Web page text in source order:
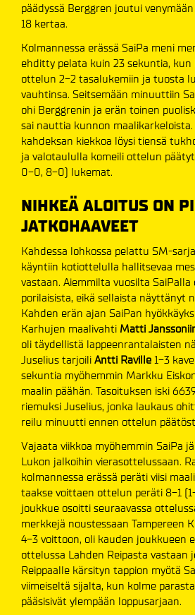
päädyssä Berggren joutui
18 kertaa.
Kolmannessa erässä SaiPa meni
ehditty pelata kuin 23 sekuntia, kun
ottelun 2-2 tasalukemiin ja tuosta
vauhtinsa. Seitsemään minuuttiin
ohi Berggrenin ja erän toinen
sai nauttia kunnon maalikarkeloista.
kahdeksan kiekkoa löysi tiensä
ja valotaululla komeili ottelun
0-0, 8-0) lukemat.
NIHKEÄ ALOITUS ON
JATKOHAAVEET
Kahdessa lohkossa pelattu SM-
käyntiin kotiottelulla hallitsevaa
vastaan. Aiemmilta vuosilta
porilaisista, eikä sellaista näyttänyt
Kahden erän ajan SaiPan
Karhujen maalivahti Matti
oli täydellistä lappeenrantalaisten
Juselius tarjoili Antti Raville 1-3
sekuntia myöhemmin Markku
maalin päähän. Tasoituksen iski
riemuksi Juselius, jonka laukaus
reilu minuutti ennen ottelun
Vajaata viikkoa myöhemmin SaiPa
Lukon jalkoihin vierasottelussaan.
kolmannessa erässä peräti viisi
taakse voittaen ottelun peräti 8-1
joukkue osoitti seuraavassa
merkkejä noustessaan Tampereen
4-3 voittoon, oli kauden joukkueen
ottelussa Lahden Reipasta vastaan
Reippaalle kärsityn tappion myötä
viimeiseltä sijalta, kun kolme
pääsisivät ylempään loppusarjaan.